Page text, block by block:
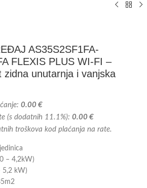
AS35S2SF1FA-
FLEXIS PLUS WI-FI –
zidna unutarnja i vanjska
0.00 €
(s dodatnih 11.1%): 0.00 €
troškova kod plaćanja na rate.
– 4,2kW)
5,2 kW)